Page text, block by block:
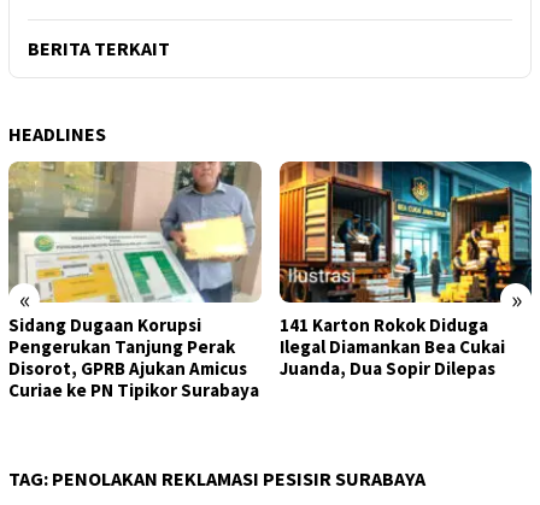
BERITA TERKAIT
HEADLINES
« »
Sidang Dugaan Korupsi
Pengerukan Tanjung Perak
Disorot, GPRB Ajukan Amicus
Curiae ke PN Tipikor Surabaya
141 Karton Rokok Diduga
Ilegal Diamankan Bea Cukai
Juanda, Dua Sopir Dilepas
TAG: PENOLAKAN REKLAMASI PESISIR SURABAYA